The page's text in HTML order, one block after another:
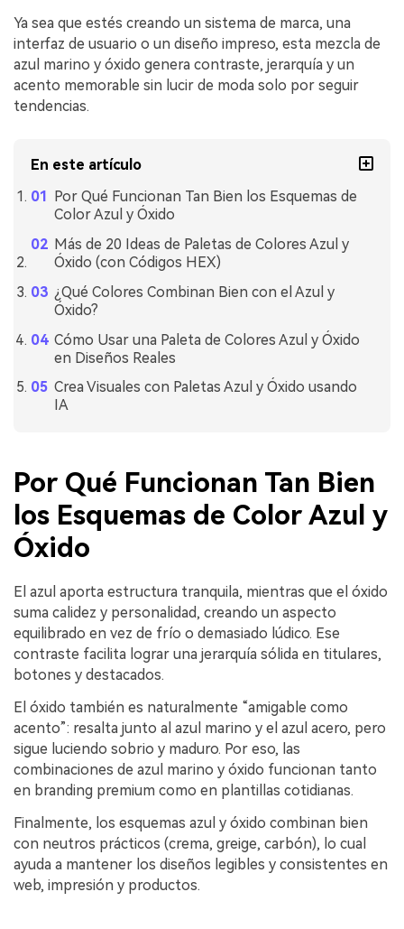
Ya sea que estés creando un sistema de marca, una
interfaz de usuario o un diseño impreso, esta mezcla de
azul marino y óxido genera contraste, jerarquía y un
acento memorable sin lucir de moda solo por seguir
tendencias.
En este artículo
Por Qué Funcionan Tan Bien los Esquemas de
Color Azul y Óxido
Más de 20 Ideas de Paletas de Colores Azul y
Óxido (con Códigos HEX)
¿Qué Colores Combinan Bien con el Azul y
Óxido?
Cómo Usar una Paleta de Colores Azul y Óxido
en Diseños Reales
Crea Visuales con Paletas Azul y Óxido usando
IA
Por Qué Funcionan Tan Bien
los Esquemas de Color Azul y
Óxido
El azul aporta estructura tranquila, mientras que el óxido
suma calidez y personalidad, creando un aspecto
equilibrado en vez de frío o demasiado lúdico. Ese
contraste facilita lograr una jerarquía sólida en titulares,
botones y destacados.
El óxido también es naturalmente “amigable como
acento”: resalta junto al azul marino y el azul acero, pero
sigue luciendo sobrio y maduro. Por eso, las
combinaciones de azul marino y óxido funcionan tanto
en branding premium como en plantillas cotidianas.
Finalmente, los esquemas azul y óxido combinan bien
con neutros prácticos (crema, greige, carbón), lo cual
ayuda a mantener los diseños legibles y consistentes en
web, impresión y productos.